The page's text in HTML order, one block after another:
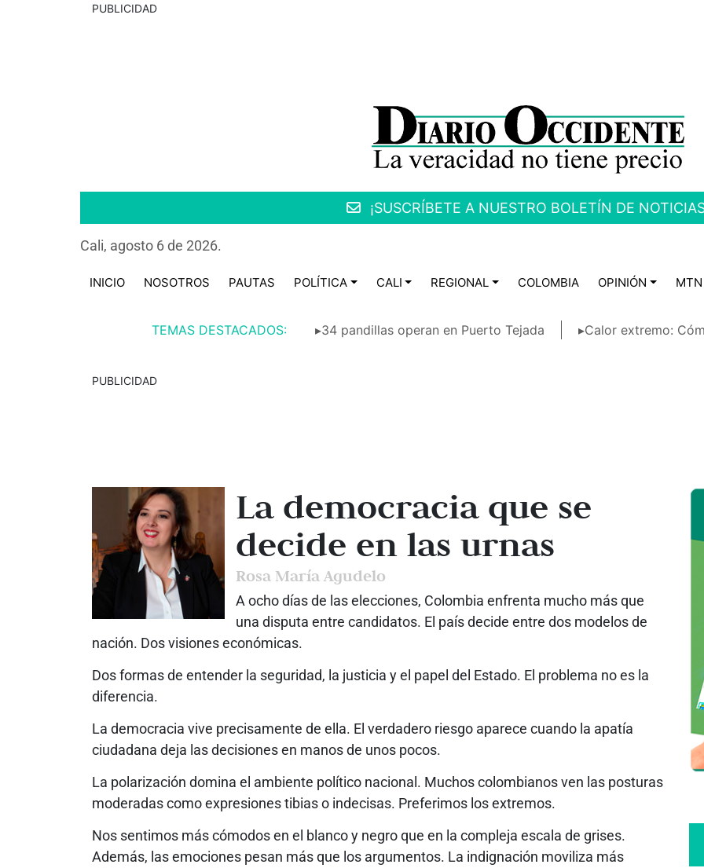
PUBLICIDAD
¡SUSCRÍBETE A NUESTRO BOLETÍN DE
Cali, agosto 6 de 2026.
INICIO NOSOTROS PAUTAS POLÍTICA CALI REGIONAL COLOMBIA OPINIÓN MTN
TEMAS DESTACADOS: ▸34 pandillas operan en Puerto Tejada ▸Calor extremo:
PUBLICIDAD
La democracia que se
decide en las urnas
Rosa María Agudelo
A ocho días de las elecciones, Colombia enfrenta mucho más que
una disputa entre candidatos. El país decide entre dos modelos de
nación. Dos visiones económicas.
Dos formas de entender la seguridad, la justicia y el papel del Estado. El problema no es la
diferencia.
La democracia vive precisamente de ella. El verdadero riesgo aparece cuando la apatía
ciudadana deja las decisiones en manos de unos pocos.
La polarización domina el ambiente político nacional. Muchos colombianos ven las posturas
moderadas como expresiones tibias o indecisas. Preferimos los extremos.
Nos sentimos más cómodos en el blanco y negro que en la compleja escala de grises.
Además, las emociones pesan más que los argumentos. La indignación moviliza más